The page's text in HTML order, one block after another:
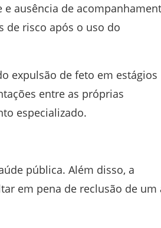
ausência de
de risco após o uso do
expulsão de feto em estágios
entre as próprias
especializado.
pública. Além disso, a
em pena de reclusão de um